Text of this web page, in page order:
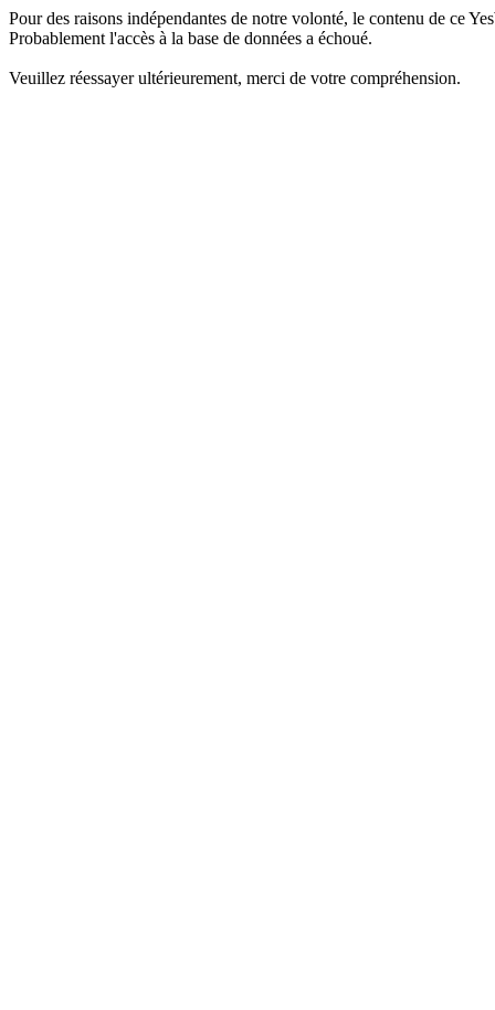
Pour des raisons indépendantes de notre volonté, le contenu de ce
Probablement l'accès à la base de données a échoué.
Veuillez réessayer ultérieurement, merci de votre compréhension.